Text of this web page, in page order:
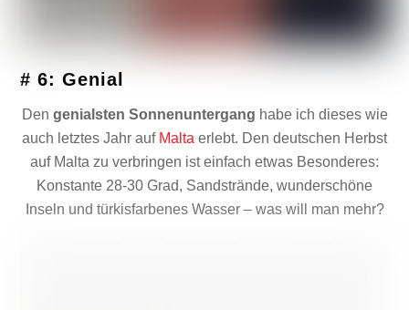
# 6: Genial
Den genialsten Sonnenuntergang habe ich dieses wie
auch letztes Jahr auf Malta erlebt. Den deutschen Herbst
auf Malta zu verbringen ist einfach etwas Besonderes:
Konstante 28-30 Grad, Sandstrände, wunderschöne
Inseln und türkisfarbenes Wasser – was will man mehr?